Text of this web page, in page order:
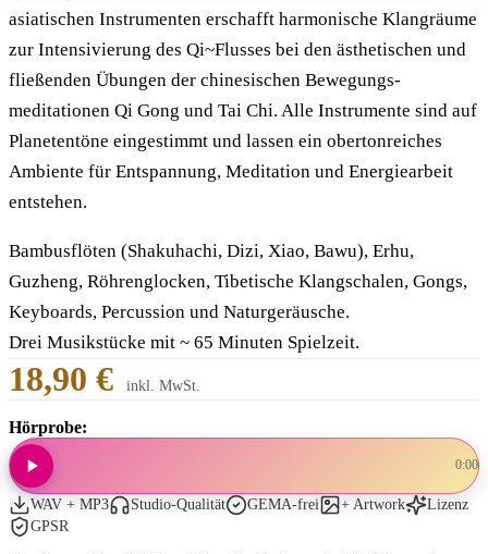
asiatischen Instrumenten erschafft harmonische Klangräume
zur Intensivierung des Qi~Flusses bei den ästhetischen und
fließenden Übungen der chinesischen Bewegungs-
meditationen Qi Gong und Tai Chi. Alle Instrumente sind auf
Planetentöne eingestimmt und lassen ein obertonreiches
Ambiente für Entspannung, Meditation und Energiearbeit
entstehen.
Bambusflöten (Shakuhachi, Dizi, Xiao, Bawu), Erhu,
Guzheng, Röhrenglocken, Tibetische Klangschalen, Gongs,
Keyboards, Percussion und Naturgeräusche.
Drei Musikstücke mit ~ 65 Minuten Spielzeit.
18,90 € inkl. MwSt.
Hörprobe:
0:00
WAV + MP3 Studio-Qualität GEMA-frei + Artwork
Lizenz
GPSR